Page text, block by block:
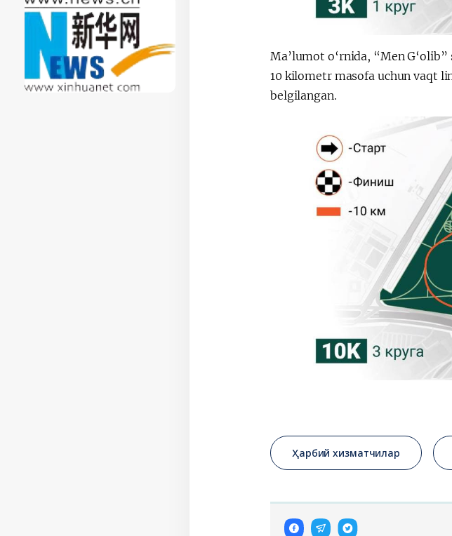
Ma’lumot o‘rnida, “Men
10 kilometr masofa uchun vaqt
belgilangan.
Ҳарбий хизматчилар